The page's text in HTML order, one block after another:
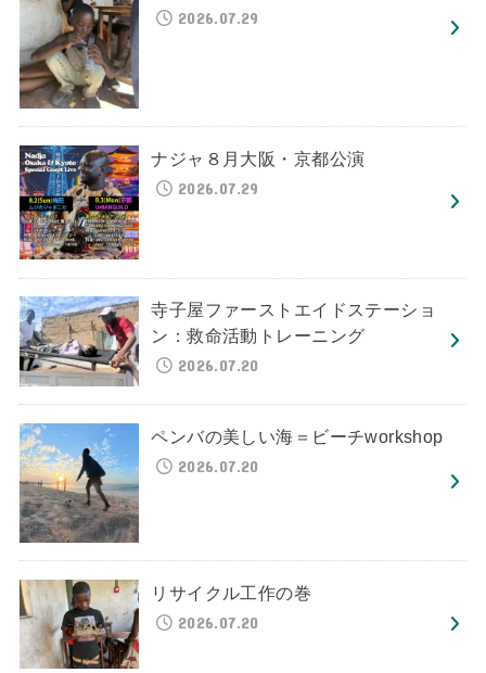
2026.07.29
ナジャ８月大阪・京都公演
2026.07.29
寺子屋ファーストエイドステーショ
ン：救命活動トレーニング
2026.07.20
ペンバの美しい海＝ビーチworkshop
2026.07.20
リサイクル工作の巻
2026.07.20